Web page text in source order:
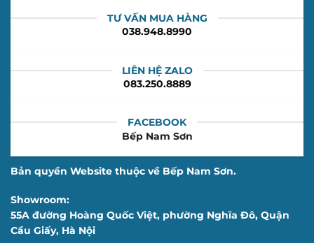
TƯ VẤN MUA HÀNG
038.948.8990
LIÊN HỆ ZALO
083.250.8889
FACEBOOK
Bếp Nam Sơn
Bản quyền Website thuộc về Bếp Nam Sơn.
Showroom:
55A đường Hoàng Quốc Việt, phường Nghĩa Đô, Quận
Cầu Giấy, Hà Nội